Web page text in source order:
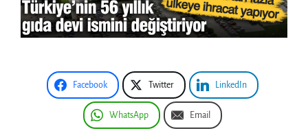
Facebook Twitter LinkedIn
WhatsApp Email